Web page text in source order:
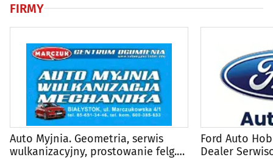
FIRMY
Auto Myjnia. Geometria, serwis
wulkanizacyjny, prostowanie felg.
Ford Auto
Dealer